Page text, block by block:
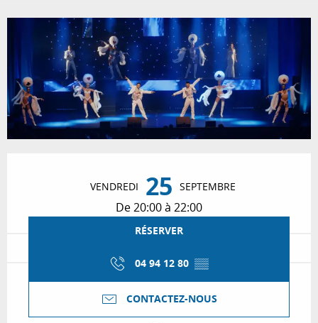
VENDREDI 25 SEPTEMBRE
De 20:00 à 22:00
RÉSERVER
04 94 12 80 ▒▒
CONTACTEZ-NOUS